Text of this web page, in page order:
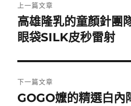
章
導
覽
上一篇文章
上
一
文
章:
高雄隆乳的童顏針團
眼袋SILK皮秒雷射
下一篇文章
下
GOGO嬤的精選白